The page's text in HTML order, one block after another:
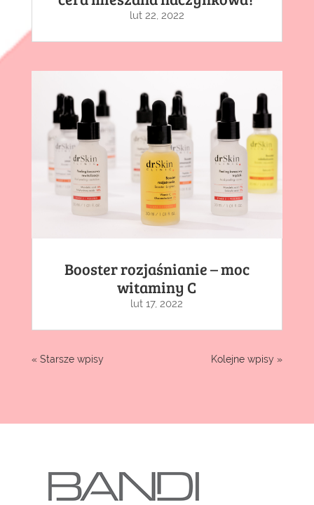
lut 22, 2022
Booster rozjaśnianie – moc
witaminy C
lut 17, 2022
« Starsze wpisy Kolejne wpisy »